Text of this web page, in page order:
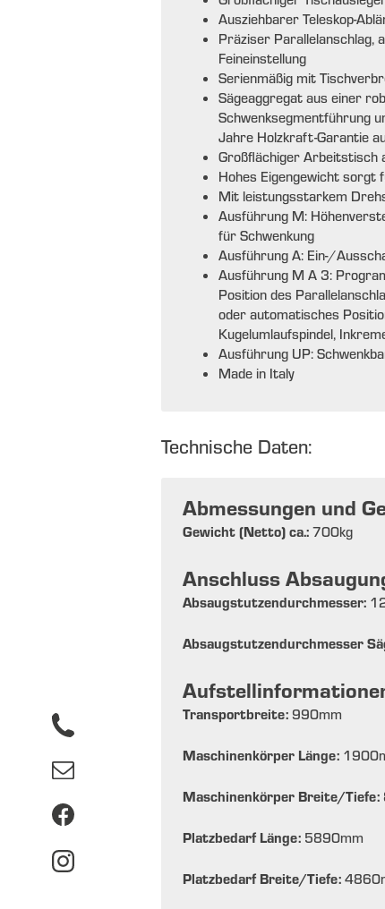
Ausziehbarer Teleskop-
Präziser Parallelanschlag,
Feineinstellung
Serienmäßig mit
Sägeaggregat aus einer
Schwenksegmentführung
Jahre Holzkraft-Garantie
Großflächiger Arbeitstisch
Hohes Eigengewicht sorgt
Mit leistungsstarkem
Ausführung M:
für Schwenkung
Ausführung A: Ein-/
Ausführung M A 3:
Position des
oder automatisches
Kugelumlaufspindel,
Ausführung UP:
Made in Italy
Technische Daten:
Abmessungen und
Gewicht (Netto) ca.: 700kg
Anschluss
Absaugstutzendurchmesser:
Absaugstutzendurchmesser
Transportbreite: 990mm
Maschinenkörper Länge: 1900
Maschinenkörper Breite/Tiefe:
Platzbedarf Länge: 5890mm
Platzbedarf Breite/Tiefe: 4860